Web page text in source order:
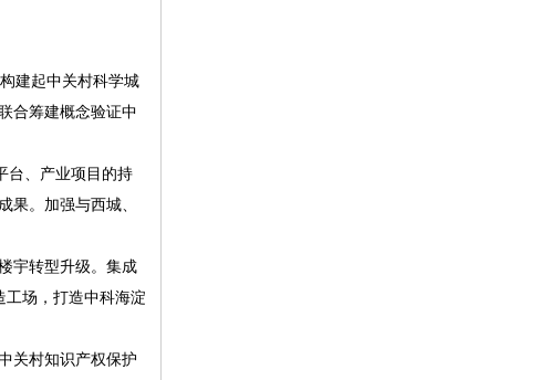
建起中关村科学城
合筹建概念验证中
台、产业项目的持
。加强与西城、
宇转型升级。集成
场，打造中科海淀
关村知识产权保护